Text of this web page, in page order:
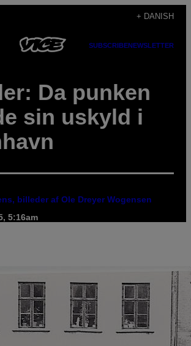
+ DANISH
SUBSCRIBENEWSLETTER
Da punken
sin uskyld i
billeder af Ole Dreyer Wogensen
5:16am